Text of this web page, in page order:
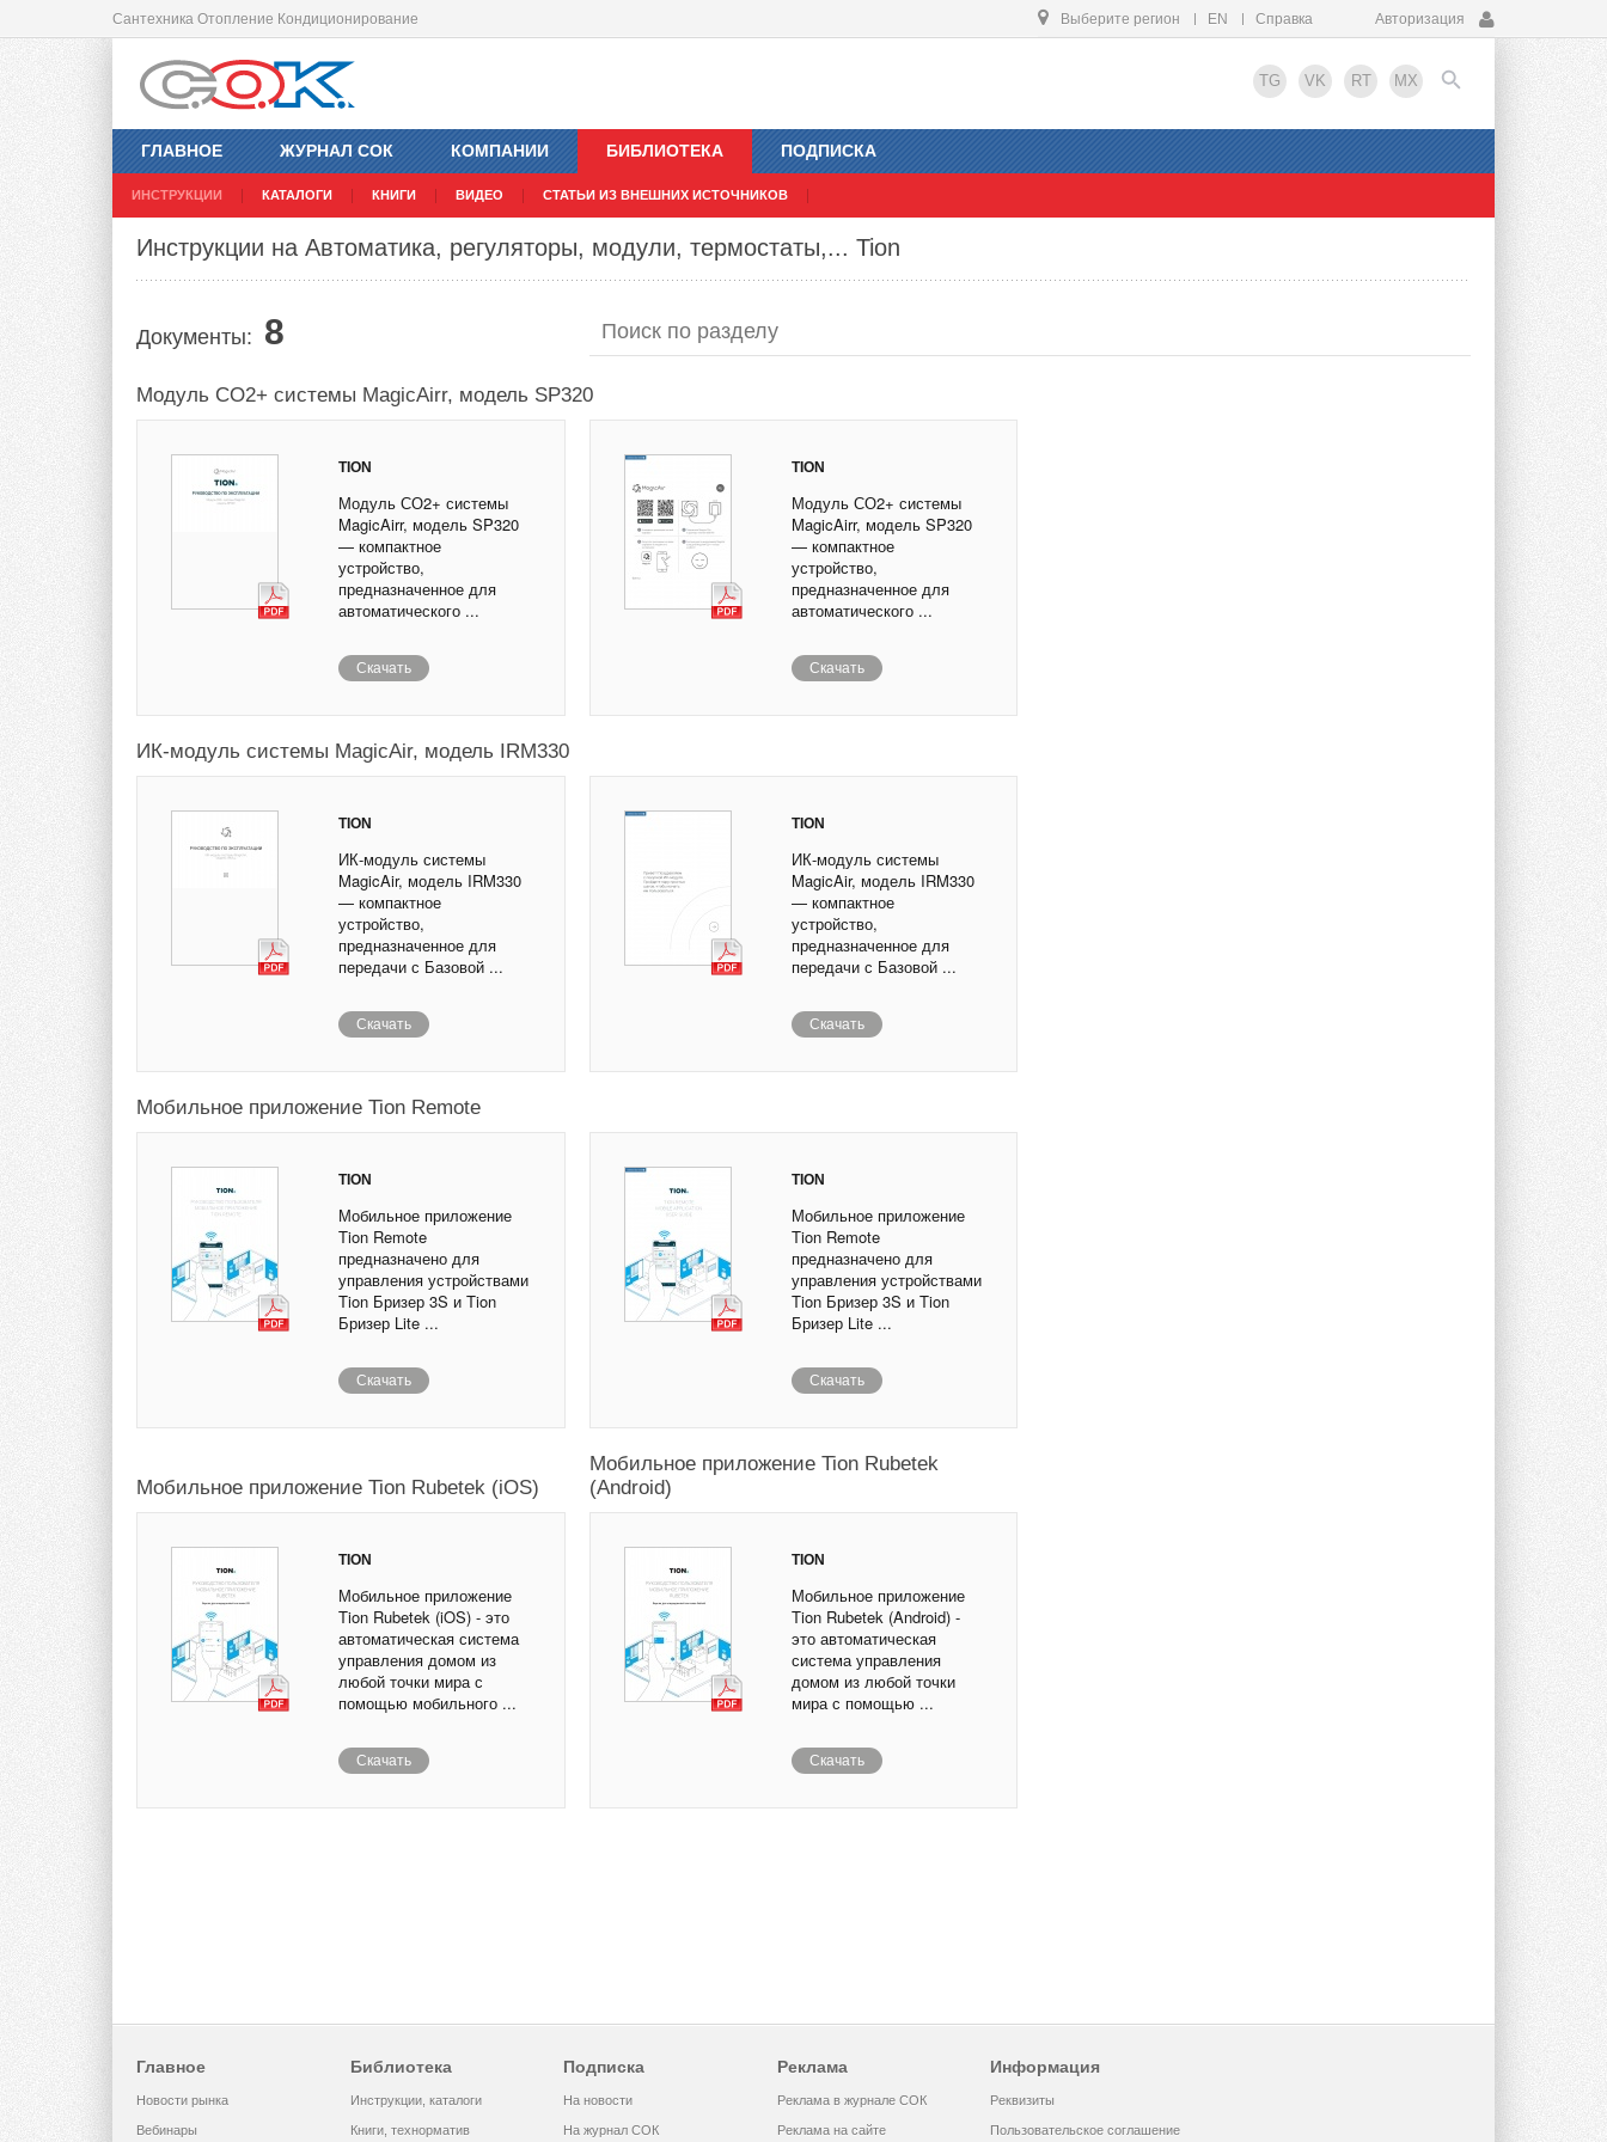
Сантехника Отопление Кондиционирование Выберите регион EN Справка Авторизация
TG VK RT MX
ГЛАВНОЕ ЖУРНАЛ СОК КОМПАНИИ БИБЛИОТЕКА
ИНСТРУКЦИИ КАТАЛОГИ КНИГИ ВИДЕО СТАТЬИ ИЗ ВНЕШНИХ ИСТОЧНИКОВ
ПОДПИСКА
Инструкции на Автоматика, регуляторы, модули, термостаты,... Tion
Документы: 8
Модуль СО2+ системы MagicAirr, модель SP320
TION
Модуль СО2+ системы
MagicAirr, модель SP320
— компактное
устройство,
предназначенное для
автоматического ...
Скачать
TION
Модуль СО2+ системы
MagicAirr, модель SP320
— компактное
устройство,
предназначенное для
автоматического ...
Скачать
ИК-модуль системы MagicAir, модель IRM330
TION
ИК-модуль системы
MagicAir, модель IRM330
— компактное
устройство,
предназначенное для
передачи с Базовой ...
Скачать
TION
ИК-модуль системы
MagicAir, модель IRM330
— компактное
устройство,
предназначенное для
передачи с Базовой ...
Скачать
Мобильное приложение Tion Remote
TION
Мобильное приложение
Tion Remote
предназначено для
управления устройствами
Tion Бризер 3S и Tion
Бризер Lite ...
Скачать
TION
Мобильное приложение
Tion Remote
предназначено для
управления устройствами
Tion Бризер 3S и Tion
Бризер Lite ...
Скачать
Мобильное приложение Tion Rubetek (iOS)
TION
Мобильное приложение
Tion Rubetek (iOS) - это
автоматическая система
управления домом из
любой точки мира с
помощью мобильного ...
Скачать
Мобильное приложение Tion Rubetek
(Android)
TION
Мобильное приложение
Tion Rubetek (Android) -
это автоматическая
система управления
домом из любой точки
мира с помощью ...
Скачать
Главное
Новости рынка
Вебинары
Библиотека
Инструкции, каталоги
Книги, технорматив
Подписка
На новости
На журнал СОК
Реклама
Реклама в журнале СОК
Реклама на сайте
Информация
Реквизиты
Пользовательское соглашение